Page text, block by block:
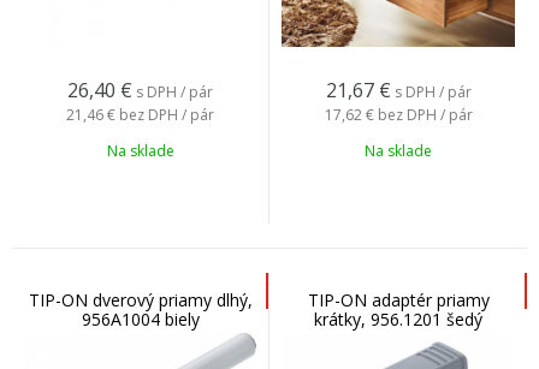
26,40 € s DPH / pár
21,46 € bez DPH / pár
Na sklade
21,67 € s DPH / pár
17,62 € bez DPH / pár
Na sklade
TIP-ON dverový priamy dlhý,
956A1004 biely
TIP-ON adaptér priamy
krátky, 956.1201 šedý